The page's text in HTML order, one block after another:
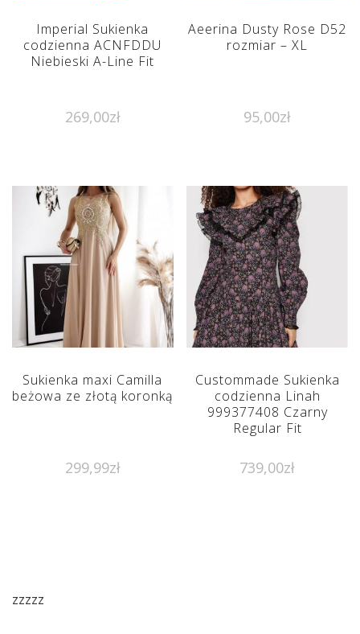
Imperial Sukienka
codzienna ACNFDDU
Niebieski A-Line Fit
269,00zł
Aeerina Dusty Rose D52
rozmiar – XL
95,00zł
Sukienka maxi Camilla
beżowa ze złotą koronką
299,99zł
Custommade Sukienka
codzienna Linah
999377408 Czarny
Regular Fit
739,00zł
zzzzz